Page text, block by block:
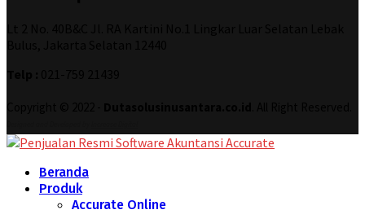
Beranda
Produk
Accurate Online